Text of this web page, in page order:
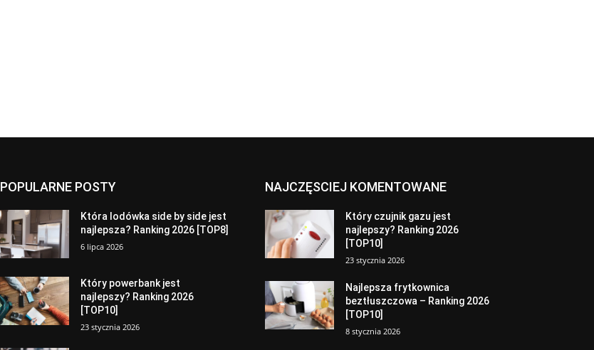
POPULARNE POSTY
Która lodówka side by side jest
najlepsza? Ranking 2026 [TOP8]
6 lipca 2026
Który powerbank jest
najlepszy? Ranking 2026
[TOP10]
23 stycznia 2026
NAJCZĘSCIEJ KOMENTOWANE
Który czujnik gazu jest
najlepszy? Ranking 2026
[TOP10]
23 stycznia 2026
Najlepsza frytkownica
beztłuszczowa – Ranking 2026
[TOP10]
8 stycznia 2026